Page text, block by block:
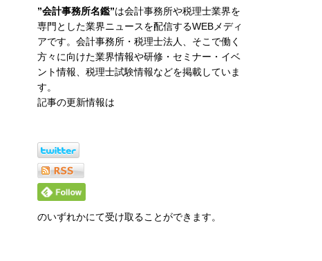
”会計事務所名鑑”は会計事務所や税理士業界を
専門とした業界ニュースを配信するWEBメディ
アです。会計事務所・税理士法人、そこで働く
方々に向けた業界情報や研修・セミナー・イベ
ント情報、税理士試験情報などを掲載していま
す。
記事の更新情報は
のいずれかにて受け取ることができます。